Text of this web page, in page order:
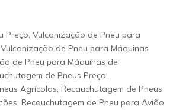
Preço, Vulcanização de Pneu para
de Pneu para Máquinas
de Pneu para Máquinas de
de Pneus Preço,
Agrícolas, Recauchutagem de Pneus
Recauchutagem de Pneu para Avião